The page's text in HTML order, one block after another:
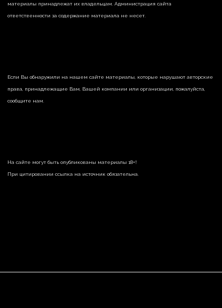
материалы принадлежат их владельцам. Администрация сайта
ответственности за содержание материала не несет.
Если Вы обнаружили на нашем сайте материалы, которые нарушают авторские
права, принадлежащие Вам, Вашей компании или организации, пожалуйста,
сообщите нам.
На сайте могут быть опубликованы материалы 18+!
При цитировании ссылка на источник обязательна.